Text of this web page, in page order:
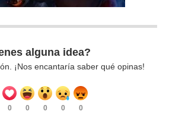
alguna idea?
¡Nos encantaría saber qué opinas!
0 0 0 0 0